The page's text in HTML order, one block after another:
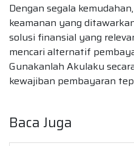
Dengan segala
keamanan yang
solusi finansial yang
mencari alternatif
Gunakanlah Akulaku
kewajiban pembayaran
Baca Juga